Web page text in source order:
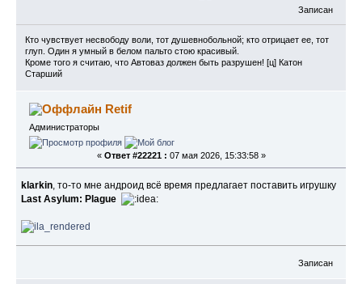
Записан
Кто чувствует несвободу воли, тот душевнобольной; кто отрицает ее, тот
глуп. Один я умный в белом пальто стою красивый.
Кроме того я считаю, что Автоваз должен быть разрушен! [ц] Катон
Старший
Retif
Администраторы
« Ответ #22221 : 07 мая 2026, 15:33:58 »
klarkin, то-то мне андроид всё время предлагает поставить игрушку
Last Asylum: Plague
Записан